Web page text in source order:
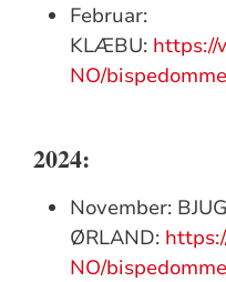
Februar:
KLÆBU: https://
NO/
2024:
November:
ØRLAND:
NO/